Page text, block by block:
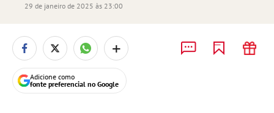
29 de janeiro de 2025 às 23:00
+
Adicione como
fonte preferencial no Google